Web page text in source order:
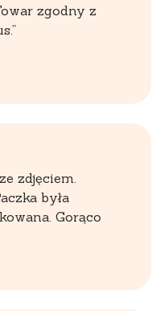
zgodny z
zdjęciem.
była
Gorąco